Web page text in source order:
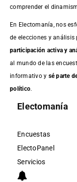
comprender el
En Electomanía, nos
de elecciones y
participación activa y
al mundo de las
informativo y sé parte
político.
Electomanía
Encuestas
ElectoPanel
Servicios